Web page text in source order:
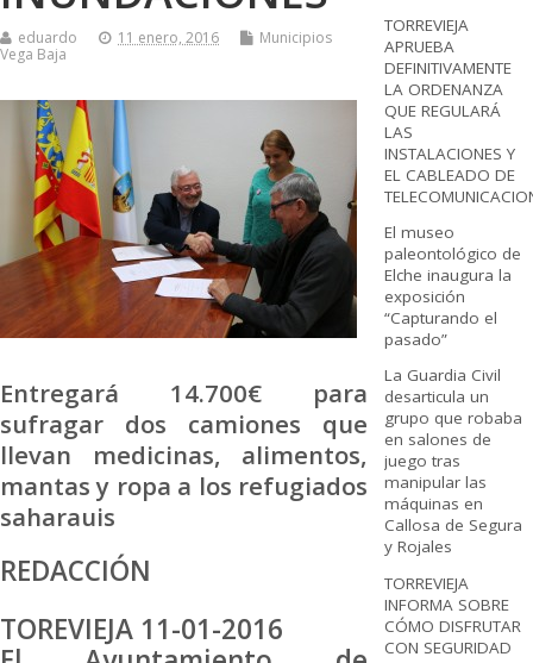
eduardo 11 enero, 2016
Municipios
Vega Baja
Entregará 14.700€ para
sufragar dos camiones que
llevan medicinas, alimentos,
mantas y ropa a los refugiados
saharauis
REDACCIÓN
TOREVIEJA 11-01-2016
TORREVIEJA
APRUEBA
DEFINITIVAMENTE
LA ORDENANZA
QUE REGULARÁ
LAS
INSTALACIONES Y
EL CABLEADO DE
El museo
paleontológico de
Elche inaugura la
exposición
“Capturando el
pasado”
La Guardia Civil
desarticula un
grupo que robaba
en salones de
juego tras
manipular las
máquinas en
Callosa de Segura
y Rojales
TORREVIEJA
INFORMA SOBRE
CÓMO DISFRUTAR
CON SEGURIDAD